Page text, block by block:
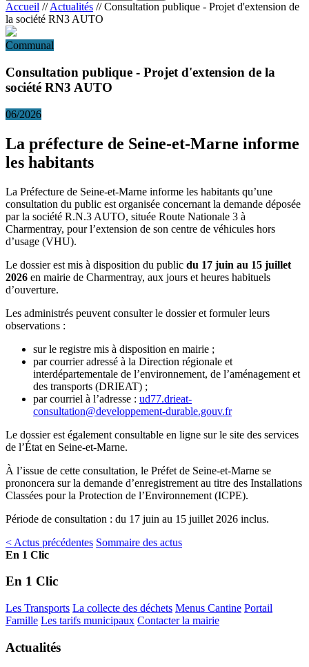
Accueil //Actualités // Consultation publique - Projet d'extension de
la société RN3 AUTO
Communal
Consultation publique - Projet d'extension de la
société RN3 AUTO
06/2026
La préfecture de Seine-et-Marne informe
les habitants
La Préfecture de Seine-et-Marne informe les habitants qu’une
consultation du public est organisée concernant la demande déposée
par la société R.N.3 AUTO, située Route Nationale 3 à
Charmentray, pour l’extension de son centre de véhicules hors
d’usage (VHU).
Le dossier est mis à disposition du public du 17 juin au 15 juillet
2026 en mairie de Charmentray, aux jours et heures habituels
d’ouverture.
Les administrés peuvent consulter le dossier et formuler leurs
observations :
sur le registre mis à disposition en mairie ;
par courrier adressé à la Direction régionale et
interdépartementale de l’environnement, de l’aménagement et
des transports (DRIEAT) ;
par courriel à l’adresse : ud77.drieat-
consultation@developpement-durable.gouv.fr
Le dossier est également consultable en ligne sur le site des services
de l’État en Seine-et-Marne.
À l’issue de cette consultation, le Préfet de Seine-et-Marne se
prononcera sur la demande d’enregistrement au titre des Installations
Classées pour la Protection de l’Environnement (ICPE).
Période de consultation : du 17 juin au 15 juillet 2026 inclus.
< Actus précédentes Sommaire des actus
En 1 Clic
En 1 Clic
Les Transports La collecte des déchets Menus Cantine Portail
Famille Les tarifs municipaux Contacter la mairie
Actualités